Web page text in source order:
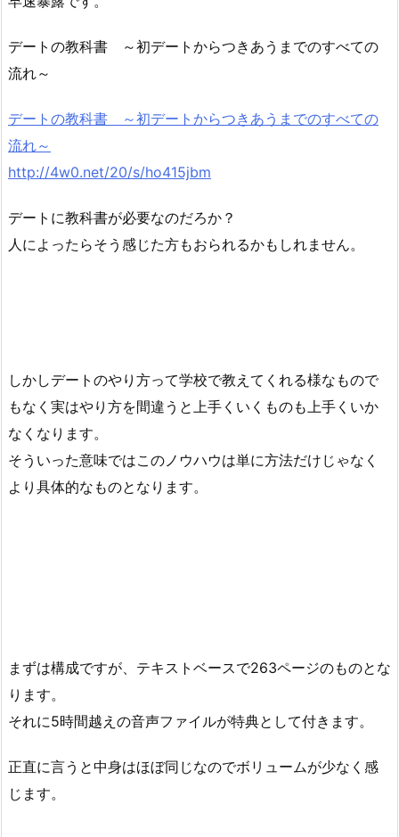
デートの教科書 ～初デートからつきあうまでのすべての
流れ～
デートの教科書 ～初デートからつきあうまでのすべての
流れ～
http://4w0.net/20/s/ho415jbm
デートに教科書が必要なのだろか？
人によったらそう感じた方もおられるかもしれません。
しかしデートのやり方って学校で教えてくれる様なもので
もなく実はやり方を間違うと上手くいくものも上手くいか
なくなります。
そういった意味ではこのノウハウは単に方法だけじゃなく
より具体的なものとなります。
まずは構成ですが、テキストベースで263ページのものとな
ります。
それに5時間越えの音声ファイルが特典として付きます。
正直に言うと中身はほぼ同じなのでボリュームが少なく感
じます。